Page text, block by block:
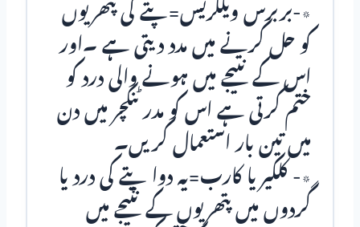
٭-بربرس ویلگریس=پتے کی پتھریوں
کو حل کرنے میں مدد دیتی ہے ۔اور
اس کے نتیجے میں ہونے والی درد کو
ختم کرتی ہے اس کو مدر ٹنکچر میں دن
میں تین بار استعمال کریں۔
٭- کلکیریا کارب=یہ دوا پتے کی درد یا
گردوں میں پتھریوں کے نتیجے میں